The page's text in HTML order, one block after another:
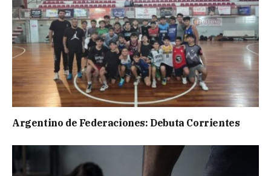
Argentino de Federaciones: Debuta Corrientes